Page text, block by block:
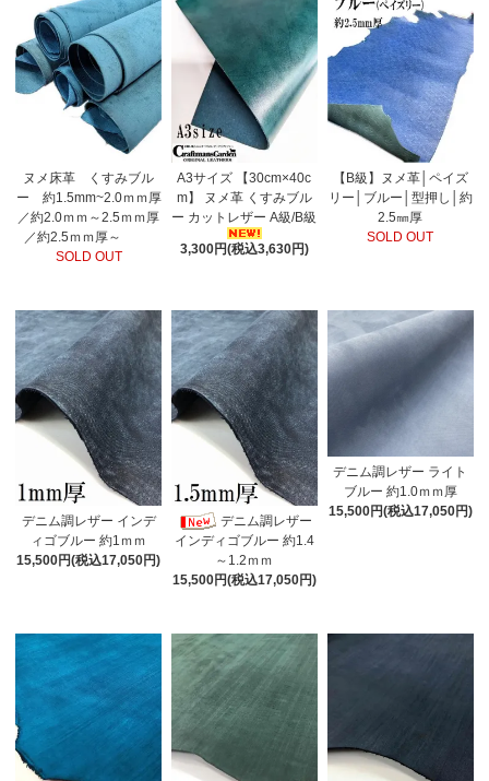
ヌメ床革 くすみブル
ー 約1.5mm~2.0ｍｍ厚
／約2.0ｍｍ～2.5ｍｍ厚
／約2.5ｍｍ厚～
SOLD OUT
A3サイズ 【30cm×40c
m】 ヌメ革 くすみブル
ー カットレザー A級/B級
3,300円(税込3,630円)
【B級】ヌメ革│ペイズ
リー│ブルー│型押し│約
2.5㎜厚
SOLD OUT
デニム調レザー インデ
ィゴブルー 約1ｍｍ
15,500円(税込17,050円)
デニム調レザー
インディゴブルー 約1.4
～1.2ｍｍ
15,500円(税込17,050円)
デニム調レザー ライト
ブルー 約1.0ｍｍ厚
15,500円(税込17,050円)